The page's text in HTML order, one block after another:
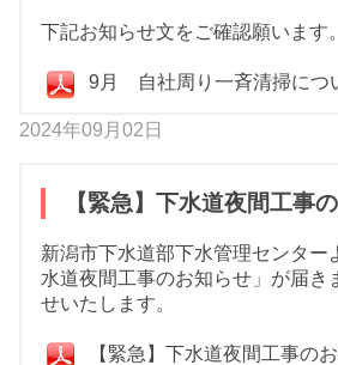
下記お知らせ文をご確認願います。
9月 自社周り一斉清掃につ
2024年09月02日
【緊急】下水道夜間工事
新潟市下水道部下水管理センター
水道夜間工事のお知らせ」が届き
せいたします。
【緊急】下水道夜間工事の